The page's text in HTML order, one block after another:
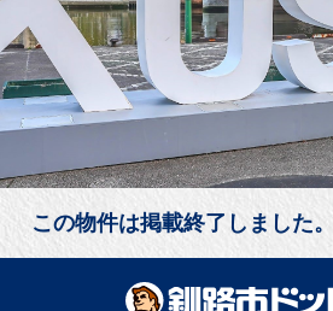
この物件は掲載終了しました。